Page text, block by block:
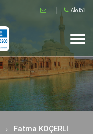
Alo 153
Fatma KÖÇERLİ